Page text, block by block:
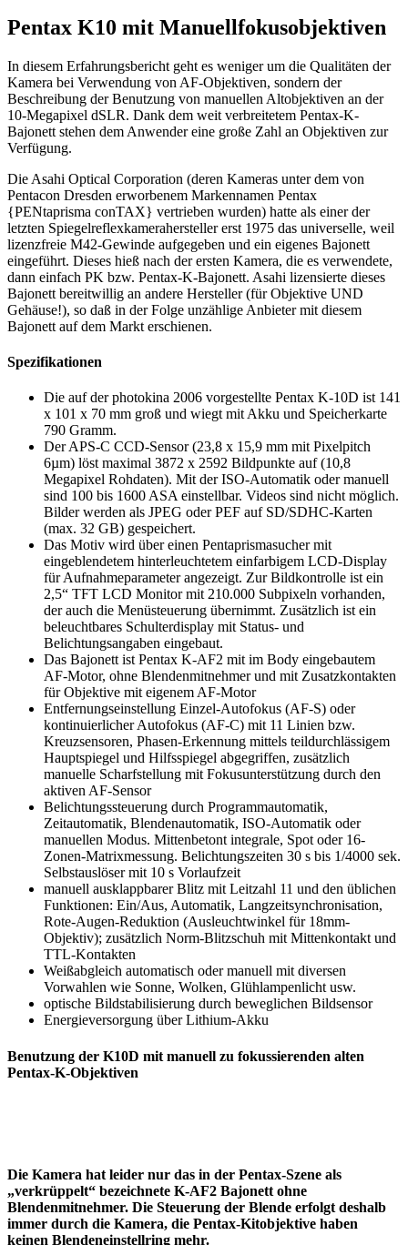
Pentax K10 mit Manuellfokusobjektiven
In diesem Erfahrungsbericht geht es weniger um die Qualitäten der
Kamera bei Verwendung von AF-Objektiven, sondern der
Beschreibung der Benutzung von manuellen Altobjektiven an der
10-Megapixel dSLR. Dank dem weit verbreitetem Pentax-K-
Bajonett stehen dem Anwender eine große Zahl an Objektiven zur
Verfügung.
Die Asahi Optical Corporation (deren Kameras unter dem von
Pentacon Dresden erworbenem Markennamen Pentax
{PENtaprisma conTAX} vertrieben wurden) hatte als einer der
letzten Spiegelreflexkamerahersteller erst 1975 das universelle, weil
lizenzfreie M42-Gewinde aufgegeben und ein eigenes Bajonett
eingeführt. Dieses hieß nach der ersten Kamera, die es verwendete,
dann einfach PK bzw. Pentax-K-Bajonett. Asahi lizensierte dieses
Bajonett bereitwillig an andere Hersteller (für Objektive UND
Gehäuse!), so daß in der Folge unzählige Anbieter mit diesem
Bajonett auf dem Markt erschienen.
Spezifikationen
Die auf der photokina 2006 vorgestellte Pentax K-10D ist 141
x 101 x 70 mm groß und wiegt mit Akku und Speicherkarte
790 Gramm.
Der APS-C CCD-Sensor (23,8 x 15,9 mm mit Pixelpitch
6µm) löst maximal 3872 x 2592 Bildpunkte auf (10,8
Megapixel Rohdaten). Mit der ISO-Automatik oder manuell
sind 100 bis 1600 ASA einstellbar. Videos sind nicht möglich.
Bilder werden als JPEG oder PEF auf SD/SDHC-Karten
(max. 32 GB) gespeichert.
Das Motiv wird über einen Pentaprismasucher mit
eingeblendetem hinterleuchtetem einfarbigem LCD-Display
für Aufnahmeparameter angezeigt. Zur Bildkontrolle ist ein
2,5“ TFT LCD Monitor mit 210.000 Subpixeln vorhanden,
der auch die Menüsteuerung übernimmt. Zusätzlich ist ein
beleuchtbares Schulterdisplay mit Status- und
Belichtungsangaben eingebaut.
Das Bajonett ist Pentax K-AF2 mit im Body eingebautem
AF-Motor, ohne Blendenmitnehmer und mit Zusatzkontakten
für Objektive mit eigenem AF-Motor
Entfernungseinstellung Einzel-Autofokus (AF-S) oder
kontinuierlicher Autofokus (AF-C) mit 11 Linien bzw.
Kreuzsensoren, Phasen-Erkennung mittels teildurchlässigem
Hauptspiegel und Hilfsspiegel abgegriffen, zusätzlich
manuelle Scharfstellung mit Fokusunterstützung durch den
aktiven AF-Sensor
Belichtungssteuerung durch Programmautomatik,
Zeitautomatik, Blendenautomatik, ISO-Automatik oder
manuellen Modus. Mittenbetont integrale, Spot oder 16-
Zonen-Matrixmessung. Belichtungszeiten 30 s bis 1/4000 sek.
Selbstauslöser mit 10 s Vorlaufzeit
manuell ausklappbarer Blitz mit Leitzahl 11 und den üblichen
Funktionen: Ein/Aus, Automatik, Langzeitsynchronisation,
Rote-Augen-Reduktion (Ausleuchtwinkel für 18mm-
Objektiv); zusätzlich Norm-Blitzschuh mit Mittenkontakt und
TTL-Kontakten
Weißabgleich automatisch oder manuell mit diversen
Vorwahlen wie Sonne, Wolken, Glühlampenlicht usw.
optische Bildstabilisierung durch beweglichen Bildsensor
Energieversorgung über Lithium-Akku
Benutzung der K10D mit manuell zu fokussierenden alten
Pentax-K-Objektiven
Die Kamera hat leider nur das in der Pentax-Szene als
„verkrüppelt“ bezeichnete K-AF2 Bajonett ohne
Blendenmitnehmer. Die Steuerung der Blende erfolgt deshalb
immer durch die Kamera, die Pentax-Kitobjektive haben
keinen Blendeneinstellring mehr.